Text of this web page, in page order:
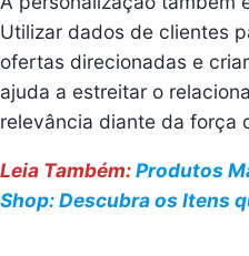
Utilizar dados de clientes
ofertas direcionadas e
ajuda a estreitar o
relevância diante da força
Leia Também:Produtos
Shop: Descubra os Itens